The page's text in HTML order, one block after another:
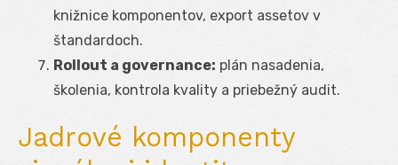
knižnice komponentov, export assetov v
štandardoch.
Rollout a governance: plán nasadenia,
školenia, kontrola kvality a priebežný audit.
Jadrové komponenty